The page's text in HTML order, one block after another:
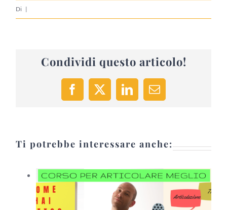
Di |
Condividi questo articolo!
Facebook
X LinkedInEmail
Ti potrebbe interessare anche: